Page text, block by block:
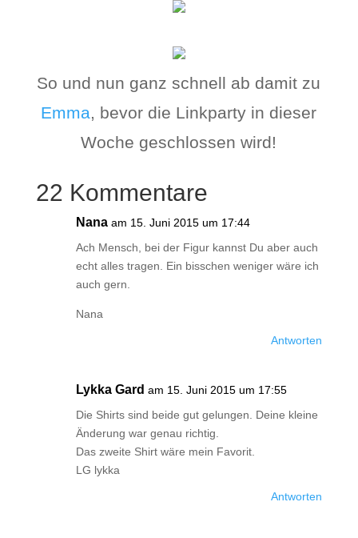
So und nun ganz schnell ab damit zu
Emma, bevor die Linkparty in dieser
Woche geschlossen wird!
22 Kommentare
Nana am 15. Juni 2015 um 17:44
Ach Mensch, bei der Figur kannst Du aber auch
echt alles tragen. Ein bisschen weniger wäre ich
auch gern.
Nana
Antworten
Lykka Gard am 15. Juni 2015 um 17:55
Die Shirts sind beide gut gelungen. Deine kleine
Änderung war genau richtig.
Das zweite Shirt wäre mein Favorit.
LG lykka
Antworten